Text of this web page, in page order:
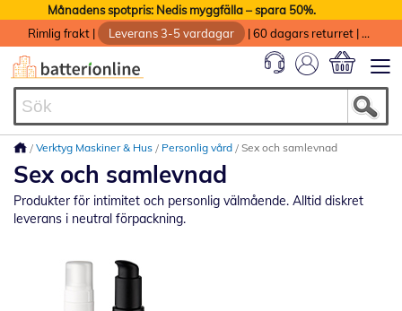
Månadens spotpris: Nedis myggfälla – spara 50%.
Rimlig frakt | Leverans 3-5 vardagar |60 dagars returret |
Verktyg Maskiner & Hus Personlig vård Sex och samlevnad
Sex och samlevnad
Produkter för intimitet och personlig välmående. Alltid diskret
leverans i neutral förpackning.